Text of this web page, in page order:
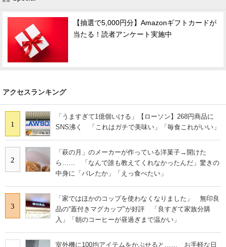
【抽選で5,000円分】Amazonギフトカードが
当たる！読者アンケート実施中
アクセスランキング
1
「うますぎて1億個いける」【ローソン】268円商品に
SNS沸く 「これはガチで美味い」「毎食これがいい」
2
「萩の月」のメーカーが作っている洋菓子→開けた
ら…… 「なんで誰も教えてくれなかったんだ」驚きの
中身に「バレたか」「えっ食べたい」
3
「家ではほかのコップを使わなくなりました」 無印良
品の“蓋付きマグカップ”が好評 「良すぎて家族分購
入」「朝のコーヒーが昼過ぎまで温かい」
室外機に100均アイテムをかぶせると…… お手軽な日